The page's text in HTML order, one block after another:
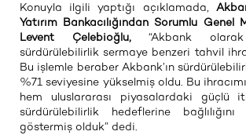
Konuyla ilgili yaptığı açıklamada,
Yatırım Bankacılığından Sorumlu Genel
Levent Çelebioğlu,“Akbank
sürdürülebilirlik sermaye benzeri tahvil
Bu işlemle beraber Akbank’ın
%71 seviyesine yükselmiş oldu. Bu
hem uluslararası piyasalardaki güçlü
sürdürülebilirlik hedeflerine
göstermiş olduk” dedi.